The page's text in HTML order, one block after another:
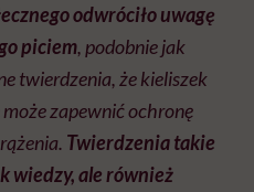
odwróciło uwagę
piciem, podobnie jak
twierdzenia, że kieliszek
zapewnić ochronę
Twierdzenia takie
wiedzy, ale również